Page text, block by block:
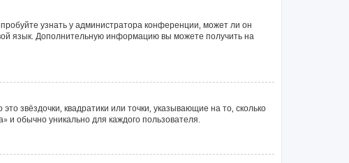
узнать у администратора конференции, может ли он
язык. Дополнительную информацию вы можете получить на
звёздочки, квадратики или точки, указывающие на то, сколько
и обычно уникально для каждого пользователя.